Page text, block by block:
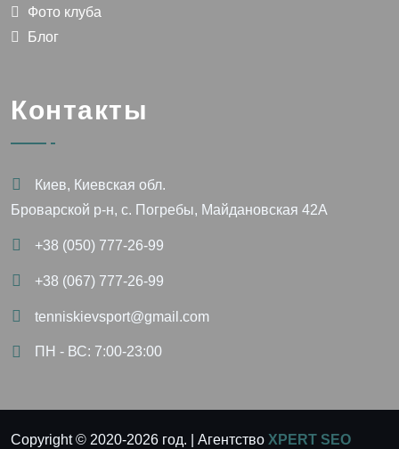
Фото клуба
Блог
Контакты
Киев, Киевская обл.
Броварской р-н, с. Погребы, Майдановская 42А
+38 (050) 777-26-99
+38 (067) 777-26-99
tenniskievsport@gmail.com
ПН - ВС: 7:00-23:00
Copyright © 2020-2026 год. | Агентство XPERT SEO